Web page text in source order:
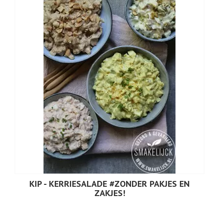
KIP - KERRIESALADE #ZONDER PAKJES EN
ZAKJES!